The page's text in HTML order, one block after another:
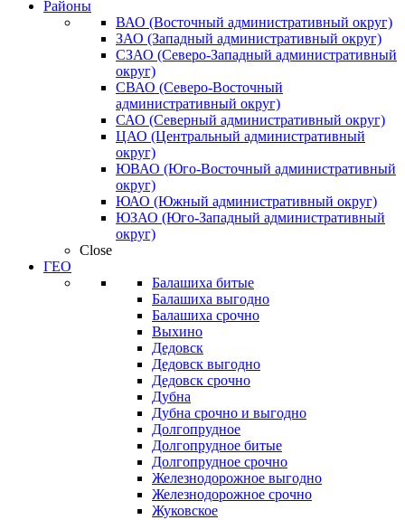
Районы
ВАО (Восточный административный округ)
ЗАО (Западный административный округ)
СЗАО (Северо-Западный административный
округ)
СВАО (Северо-Восточный
административный округ)
САО (Северный административный округ)
ЦАО (Центральный административный
округ)
ЮВАО (Юго-Восточный административный
округ)
ЮАО (Южный административный округ)
ЮЗАО (Юго-Западный административный
округ)
Close
ГЕО
Балашиха битые
Балашиха выгодно
Балашиха срочно
Выхино
Дедовск
Дедовск выгодно
Дедовск срочно
Дубна
Дубна срочно и выгодно
Долгопрудное
Долгопрудное битые
Долгопрудное срочно
Железнодорожное выгодно
Железнодорожное срочно
Жуковское